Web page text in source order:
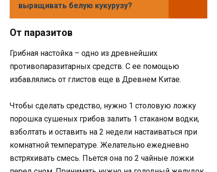
выращивать белую кукурузу?
От паразитов
Грибная настойка – одно из древнейших
противопаразитарных средств. С ее помощью
избавлялись от глистов еще в Древнем Китае.
Чтобы сделать средство, нужно 1 столовую ложку
порошка сушеных грибов залить 1 стаканом водки,
взболтать и оставить на 2 недели настаиваться при
комнатной температуре. Желательно ежедневно
встряхивать смесь. Пьется она по 2 чайные ложки